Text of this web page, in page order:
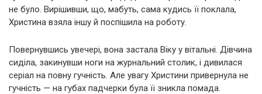
не було. Вирішивши, що, мабуть, сама кудись її поклала,
Христина взяла іншу й поспішила на роботу.
Повернувшись увечері, вона застала Віку у вітальні. Дівчина
сиділа, закинувши ноги на журнальний столик, і дивилася
серіал на повну гучність. Але увагу Христини привернула не
гучність — на губах падчерки була її зникла помада.